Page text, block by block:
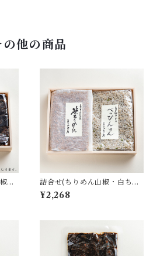
の他の商品
昆
詰合せ(ちりめん山椒・白ちり
めん｜SS-20)
¥2,268